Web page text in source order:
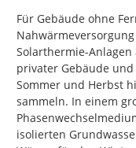
Für Gebäude ohne
Solarthermie-
privater Gebäude
Sommer und Herbst
sammeln. In einem
isolierten